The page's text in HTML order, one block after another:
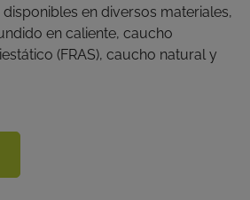
en diversos materiales,
en caliente, caucho
(FRAS), caucho natural y